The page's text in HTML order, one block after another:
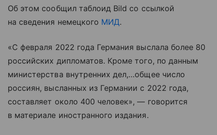
Об этом сообщил таблоид Bild со ссылкой
на сведения немецкого МИД.
«С февраля 2022 года Германия выслала более 80
российских дипломатов. Кроме того, по данным
министерства внутренних дел,…общее число
россиян, высланных из Германии с 2022 года,
составляет около 400 человек», — говорится
в материале иностранного издания.